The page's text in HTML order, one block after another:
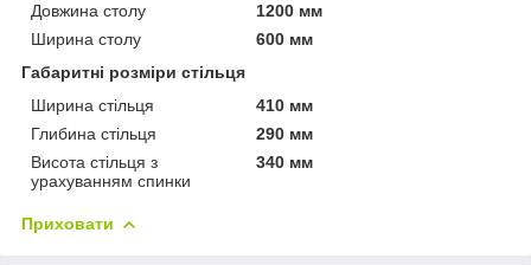
Довжина столу
1200 мм
Ширина столу
600 мм
Габаритні розміри стільця
Ширина стільця
410 мм
Глибина стільця
290 мм
Висота стільця з
урахуванням спинки
340 мм
Приховати